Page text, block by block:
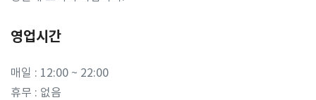
영업시간
매일 : 12:00 ~ 22:00
휴무 : 없음